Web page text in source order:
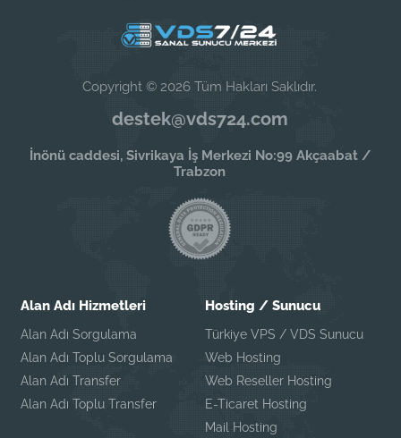
Copyright © 2026 Tüm Hakları Saklıdır.
destek@vds724.com
İnönü caddesi, Sivrikaya İş Merkezi No:99 Akçaabat /
Trabzon
Alan Adı Hizmetleri
Alan Adı Sorgulama
Alan Adı Toplu Sorgulama
Alan Adı Transfer
Alan Adı Toplu Transfer
Hosting / Sunucu
Türkiye VPS / VDS Sunucu
Web Hosting
Web Reseller Hosting
E-Ticaret Hosting
Mail Hosting